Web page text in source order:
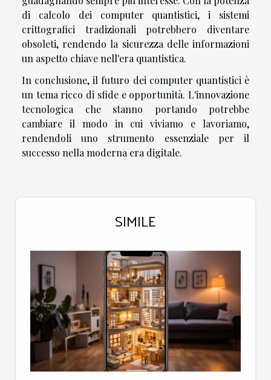
di calcolo dei computer quantistici, i sistemi
crittografici tradizionali potrebbero diventare
obsoleti, rendendo la sicurezza delle informazioni
un aspetto chiave nell'era quantistica.
In conclusione, il futuro dei computer quantistici è
un tema ricco di sfide e opportunità. L'innovazione
tecnologica che stanno portando potrebbe
cambiare il modo in cui viviamo e lavoriamo,
rendendoli uno strumento essenziale per il
successo nella moderna era digitale.
SIMILE